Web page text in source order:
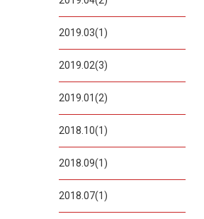
2019.03(1)
2019.02(3)
2019.01(2)
2018.10(1)
2018.09(1)
2018.07(1)